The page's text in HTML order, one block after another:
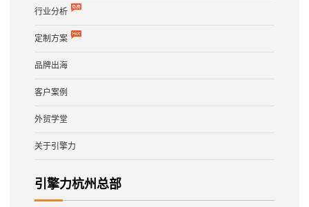
行业分析
定制方案
品牌出海
客户案例
外贸学堂
关于引擎力
引擎力杭州总部